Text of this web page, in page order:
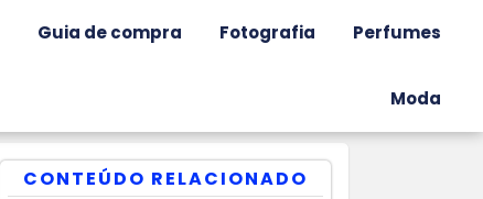
Guia de compra Fotografia Perfumes
Moda
CONTEÚDO RELACIONADO